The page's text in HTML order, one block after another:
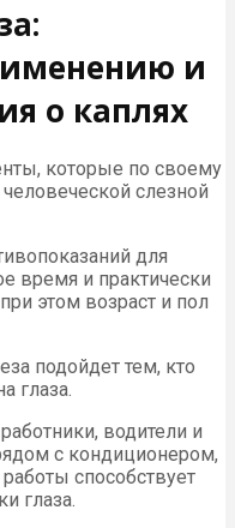
и
о каплях
которые по своему
слезной
для
время и практически
этом возраст и пол
подойдет тем, кто
глаза.
водители и
с кондиционером,
способствует
глаза.